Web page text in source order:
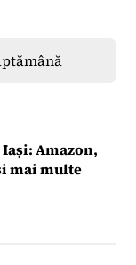
Amazon,
mai multe